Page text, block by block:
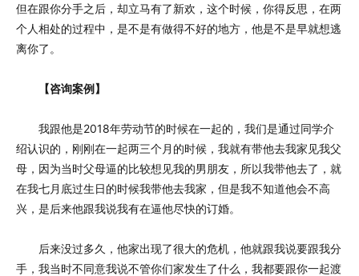
但在跟你分手之后，却立马有了新欢，这个时候，你得反思，在两
个人相处的过程中，是不是有做得不好的地方，他是不是早就想逃
离你了。
【咨询案例】
我跟他是2018年劳动节的时候在一起的，我们是通过同学介
绍认识的，刚刚在一起两三个月的时候，我就有带他去我家见我父
母，因为当时父母逼的比较想见我的男朋友，所以我带他去了，就
在我七月底过生日的时候我带他去我家，但是我不知道他会不高
兴，是后来他跟我说我有在逼他尽快的订婚。
后来没过多久，他家出现了很大的危机，他就跟我说要跟我分
手，我当时不同意我说不管你们家发生了什么，我都要跟你一起渡